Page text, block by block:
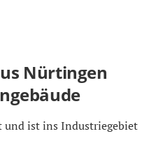
Nürtingen
und ist ins Industriegebiet